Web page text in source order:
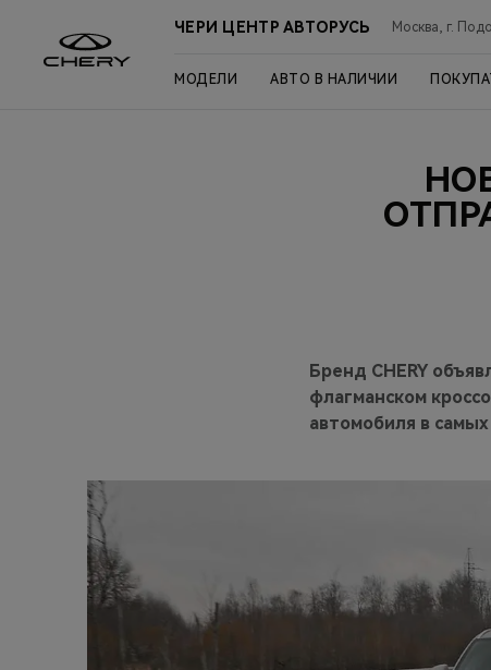
ЧЕРИ ЦЕНТР АВТОРУСЬ Москва, г.
МОДЕЛИ АВТО В НАЛИЧИИ
Бренд CHERY
флагманском
автомобиля в